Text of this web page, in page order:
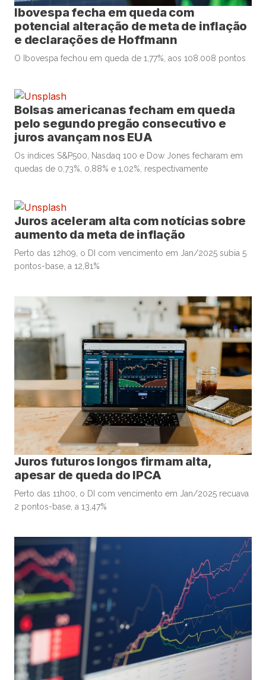
Ibovespa fecha em queda com
potencial alteração de meta de inflação
e declarações de Hoffmann
O Ibovespa fechou em queda de 1,77%, aos 108.008 pontos
Bolsas americanas fecham em queda
pelo segundo pregão consecutivo e
juros avançam nos EUA
Os índices S&P500, Nasdaq 100 e Dow Jones fecharam em
quedas de 0,73%, 0,88% e 1,02%, respectivamente
Juros aceleram alta com notícias sobre
aumento da meta de inflação
Perto das 12h09, o DI com vencimento em Jan/2025 subia 5
pontos-base, a 12,81%
Juros futuros longos firmam alta,
apesar de queda do IPCA
Perto das 11h00, o DI com vencimento em Jan/2025 recuava
2 pontos-base, a 13,47%